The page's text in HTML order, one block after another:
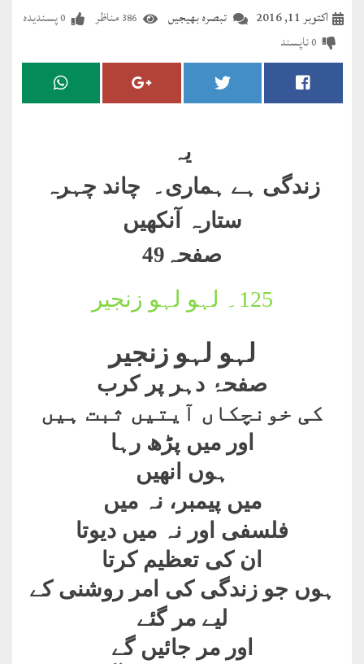
مضطرؔ
دستِ
درعدن
تبصرہ بھیجیں اکتوبر 11, 2016 386 مناظر 0پسندیدہ
0ناپسند
یہ
زندگی ہے ہماری۔ چاند چہرہ
ستارہ آنکھیں
صفحہ49
125۔ لہو لہو زنجیر
لہو لہو زنجیر
صفحۂ دہر پر کرب
کی خونچکاں آیتیں ثبت ہیں
اور میں پڑھ رہا
ہوں انھیں
میں پیمبر، نہ میں
فلسفی اور نہ میں دیوتا
ان کی تعظیم کرتا
ہوں جو زندگی کی امر روشنی کے
لیے مر گئے
اور مر جائیں گے